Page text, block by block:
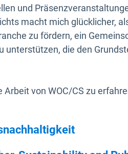
und
macht mich glücklicher,
zu fördern, ein
unterstützen, die den
Arbeit von WOC/CS zu